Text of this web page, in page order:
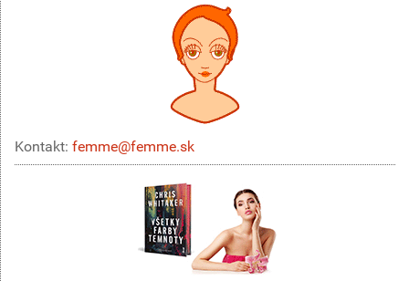
Kontakt: femme@femme.sk